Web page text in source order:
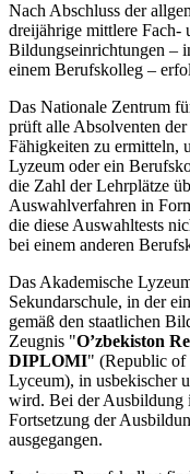
Nach Abschluss der
dreijährige mittlere Fach-
Bildungseinrichtungen –
einem Berufskolleg –
Das Nationale Zentrum
prüft alle Absolventen
Fähigkeiten zu ermitteln,
Lyzeum oder ein
die Zahl der Lehrplätze
Auswahlverfahren in
die diese Auswahltests
bei einem anderen
Das Akademische
Sekundarschule, in der
gemäß den staatlichen
Zeugnis "O’zbekiston
DIPLOMI" (Republic
Lyceum), in usbekischer
wird. Bei der Ausbildung
Fortsetzung der
ausgegangen.